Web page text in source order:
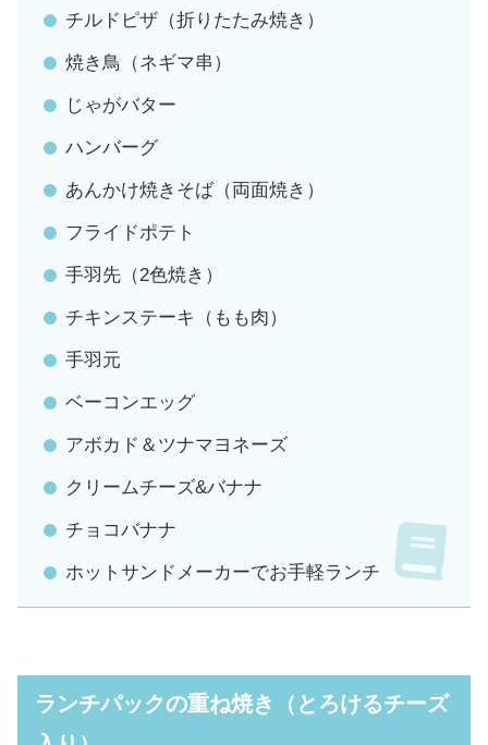
チルドピザ（折りたたみ焼き）
焼き鳥（ネギマ串）
じゃがバター
ハンバーグ
あんかけ焼きそば（両面焼き）
フライドポテト
手羽先（2色焼き）
チキンステーキ（もも肉）
手羽元
ベーコンエッグ
アボカド＆ツナマヨネーズ
クリームチーズ&バナナ
チョコバナナ
ホットサンドメーカーでお手軽ランチ
ランチパックの重ね焼き（とろけるチーズ